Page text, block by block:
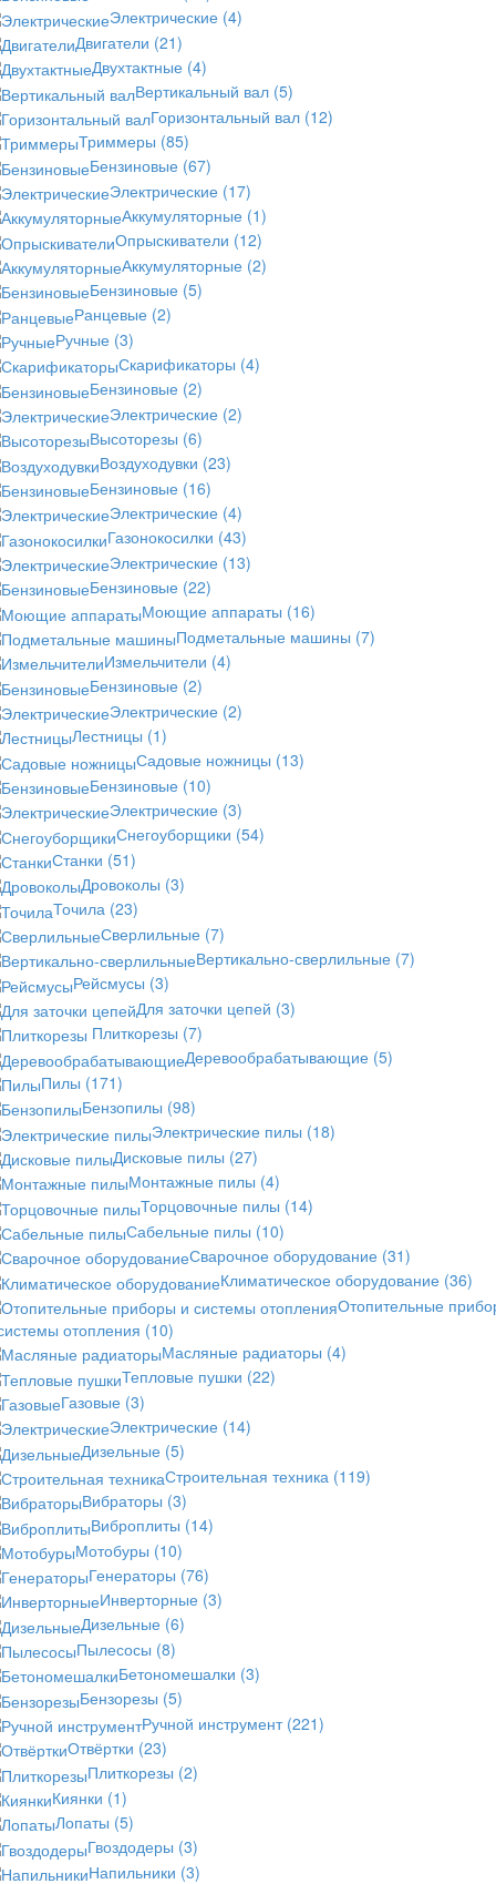
Электрические (4)
Двигатели (21)
Двухтактные (4)
Вертикальный вал (5)
Горизонтальный вал (12)
Триммеры (85)
Бензиновые (67)
Электрические (17)
Аккумуляторные (1)
Опрыскиватели (12)
Аккумуляторные (2)
Бензиновые (5)
Ранцевые (2)
Ручные (3)
Скарификаторы (4)
Бензиновые (2)
Электрические (2)
Высоторезы (6)
Воздуходувки (23)
Бензиновые (16)
Электрические (4)
Газонокосилки (43)
Электрические (13)
Бензиновые (22)
Моющие аппараты (16)
Подметальные машины (7)
Измельчители (4)
Бензиновые (2)
Электрические (2)
Лестницы (1)
Садовые ножницы (13)
Бензиновые (10)
Электрические (3)
Снегоуборщики (54)
Станки (51)
Дровоколы (3)
Точила (23)
Сверлильные (7)
Вертикально-сверлильные (7)
Рейсмусы (3)
Для заточки цепей (3)
Плиткорезы (7)
Деревообрабатывающие (5)
Пилы (171)
Бензопилы (98)
Электрические пилы (18)
Дисковые пилы (27)
Монтажные пилы (4)
Торцовочные пилы (14)
Сабельные пилы (10)
Сварочное оборудование (31)
Климатическое оборудование (36)
Отопительные
отопления (10)
Масляные радиаторы (4)
Тепловые пушки (22)
Газовые (3)
Электрические (14)
Дизельные (5)
Строительная техника (119)
Вибраторы (3)
Виброплиты (14)
Мотобуры (10)
Генераторы (76)
Инверторные (3)
Дизельные (6)
Пылесосы (8)
Бетономешалки (3)
Бензорезы (5)
Ручной инструмент (221)
Отвёртки (23)
Плиткорезы (2)
Киянки (1)
Лопаты (5)
Гвоздодеры (3)
Напильники (3)